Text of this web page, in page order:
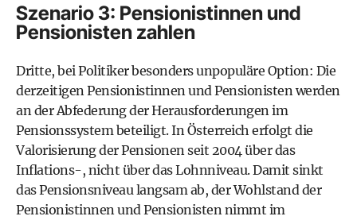
Szenario 3: Pensionistinnen und
Pensionisten zahlen
Dritte, bei Politiker besonders unpopuläre Option: Die
derzeitigen Pensionistinnen und Pensionisten werden
an der Abfederung der Herausforderungen im
Pensionssystem beteiligt. In Österreich erfolgt die
Valorisierung der Pensionen seit 2004 über das
Inflations-, nicht über das Lohnniveau. Damit sinkt
das Pensionsniveau langsam ab, der Wohlstand der
Pensionistinnen und Pensionisten nimmt im